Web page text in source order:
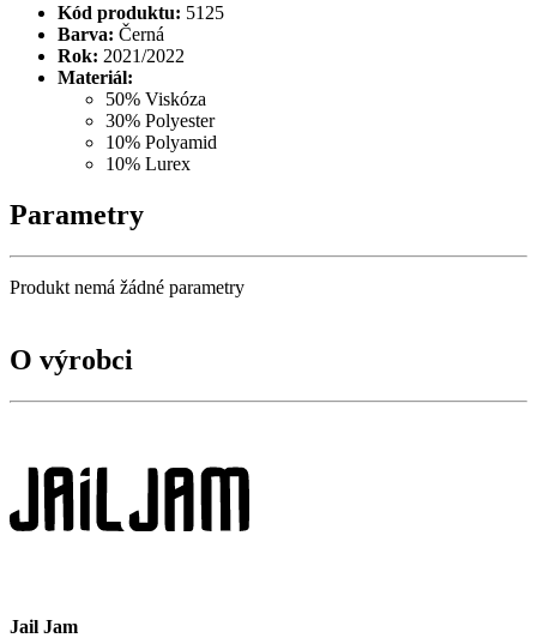
Kód produktu: 5125
Barva: Černá
Rok: 2021/2022
Materiál:
50% Viskóza
30% Polyester
10% Polyamid
10% Lurex
Parametry
Produkt nemá žádné parametry
O výrobci
Jail Jam